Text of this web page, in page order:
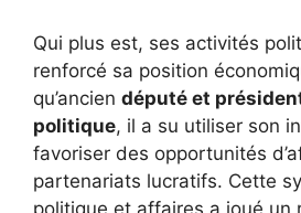
Qui plus est, ses activités
renforcé sa position
qu’ancien député et
politique, il a su utiliser son
favoriser des opportunités
partenariats lucratifs. Cette